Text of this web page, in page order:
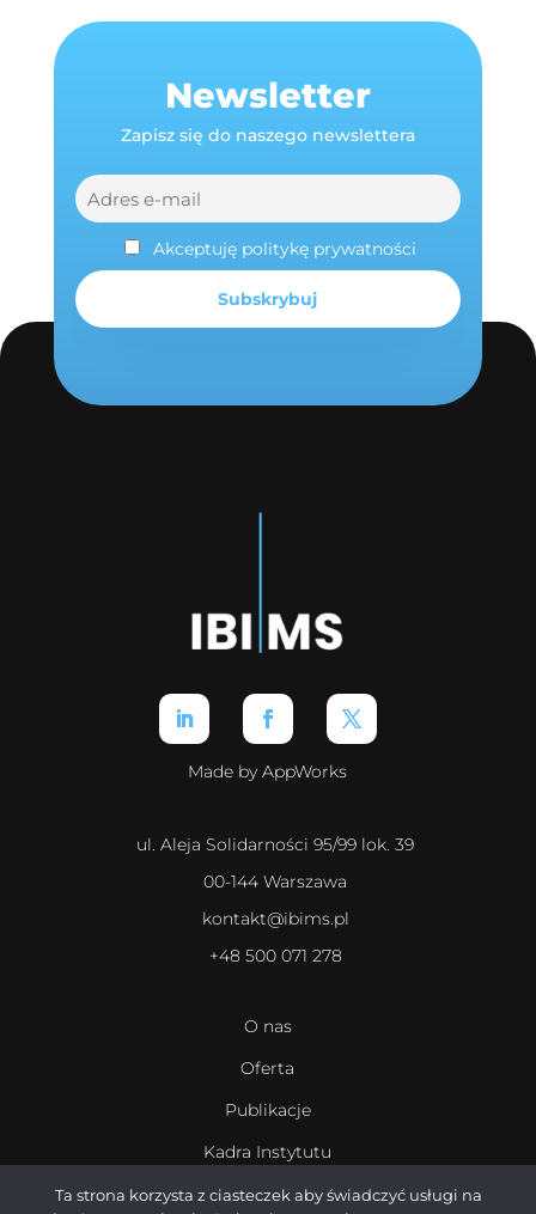
Newsletter
Zapisz się do naszego newslettera
Akceptuję politykę prywatności
Made by AppWorks
ul. Aleja Solidarności 95/99 lok. 39
00-144 Warszawa
kontakt@ibims.pl
+48 500 071 278
O nas
Oferta
Publikacje
Kadra Instytutu
Kariera
Ta strona korzysta z ciasteczek aby świadczyć usługi na